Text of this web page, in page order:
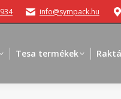
info@sympack.hu
Tesa termékek